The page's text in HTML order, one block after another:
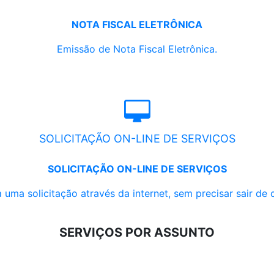
NOTA FISCAL ELETRÔNICA
Emissão de Nota Fiscal Eletrônica.
SOLICITAÇÃO ON-LINE DE SERVIÇOS
SOLICITAÇÃO ON-LINE DE SERVIÇOS
uma solicitação através da internet, sem precisar sair de
SERVIÇOS POR ASSUNTO